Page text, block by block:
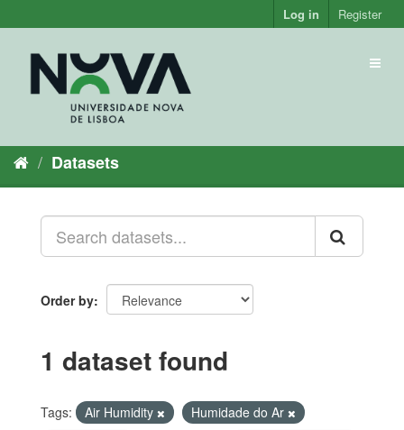
to
Log in Register
Datasets
Order by
1 dataset found
Tags: Air Humidity
Humidade do Ar